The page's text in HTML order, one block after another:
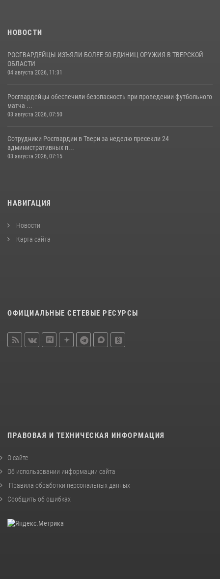
НОВОСТИ
РОСГВАРДЕЙЦЫ ИЗЪЯЛИ БОЛЕЕ 50 ЕДИНИЦ ОРУЖИЯ В ТВЕРСКОЙ
ОБЛАСТИ
04 августа 2026, 11:31
Росгвардейцы обеспечили безопасность при проведении футбольного
матча ...
03 августа 2026, 07:50
Сотрудники Росгвардии в Твери за неделю пресекли 24
административных п...
03 августа 2026, 07:15
НАВИГАЦИЯ
Новости
Карта сайта
ОФИЦИАЛЬНЫЕ СЕТЕВЫЕ РЕСУРСЫ
ПРАВОВАЯ И ТЕХНИЧЕСКАЯ ИНФОРМАЦИЯ
О сайте
Об использовании информации сайта
Правила обработки персональных данных
Сообщить об ошибках